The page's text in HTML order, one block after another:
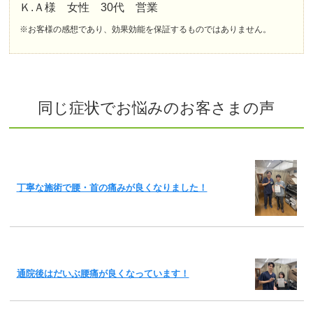
Ｋ.Ａ様 女性 30代 営業
※お客様の感想であり、効果効能を保証するものではありません。
同じ症状でお悩みのお客さまの声
丁寧な施術で腰・首の痛みが良くなりました！
通院後はだいぶ腰痛が良くなっています！